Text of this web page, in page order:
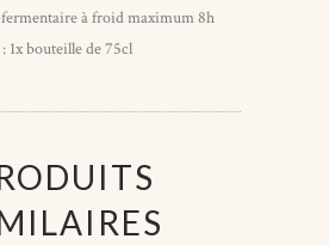
à froid maximum 8h
1x bouteille de 75cl